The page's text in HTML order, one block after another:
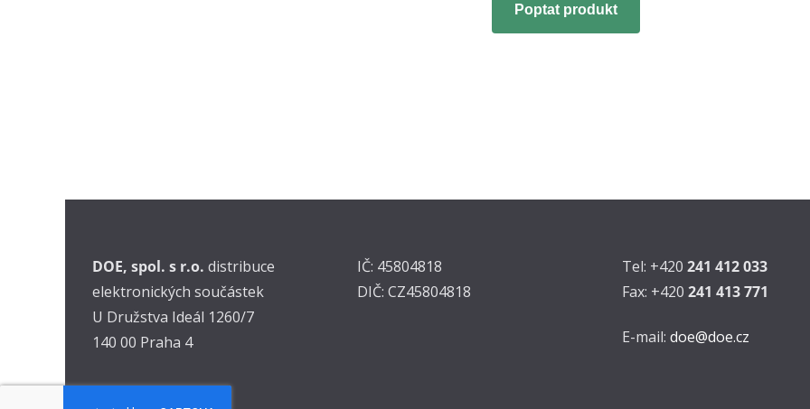
Poptat produkt
DOE, spol. s r.o. distribuce
elektronických součástek
U Družstva Ideál 1260/7
140 00 Praha 4
IČ: 45804818
DIČ: CZ45804818
Tel: +420 241 412 033
Fax: +420 241 413 771
E-mail: doe@doe.cz